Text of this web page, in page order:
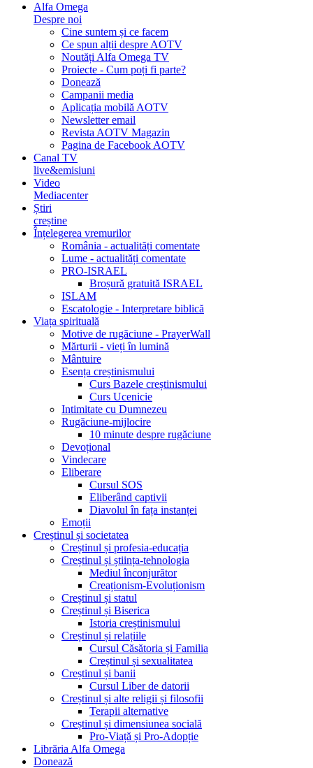
Alfa Omega
Despre noi
Cine suntem și ce facem
Ce spun alții despre AOTV
Noutăți Alfa Omega TV
Proiecte - Cum poți fi parte?
Donează
Campanii media
Aplicația mobilă AOTV
Newsletter email
Revista AOTV Magazin
Pagina de Facebook AOTV
Canal TV
live&emisiuni
Video
Mediacenter
Știri
creștine
Înțelegerea vremurilor
România - actualități comentate
Lume - actualități comentate
PRO-ISRAEL
Broșură gratuită ISRAEL
ISLAM
Escatologie - Interpretare biblică
Viața spirituală
Motive de rugăciune - PrayerWall
Mărturii - vieți în lumină
Mântuire
Esența creștinismului
Curs Bazele creștinismului
Curs Ucenicie
Intimitate cu Dumnezeu
Rugăciune-mijlocire
10 minute despre rugăciune
Devoțional
Vindecare
Eliberare
Cursul SOS
Eliberând captivii
Diavolul în fața instanței
Emoții
Creștinul și societatea
Creștinul și profesia-educația
Creștinul și știința-tehnologia
Mediul înconjurător
Creaționism-Evoluționism
Creștinul și statul
Creștinul și Biserica
Istoria creștinismului
Creștinul și relațiile
Cursul Căsătoria și Familia
Creștinul și sexualitatea
Creștinul și banii
Cursul Liber de datorii
Creștinul și alte religii și filosofii
Terapii alternative
Creștinul și dimensiunea socială
Pro-Viață și Pro-Adopție
Librăria Alfa Omega
Donează